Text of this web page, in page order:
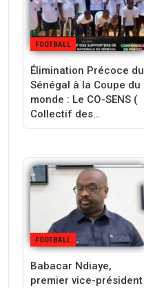
FOOTBALL
Élimination Précoce du
Sénégal à la Coupe du
monde : Le CO-SENS (
Collectif des…
FOOTBALL
Babacar Ndiaye,
premier vice-président